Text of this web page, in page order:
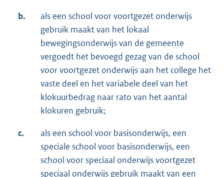
b.
als een school voor voortgezet onderwijs
gebruik maakt van het lokaal
bewegingsonderwijs van de gemeente
vergoedt het bevoegd gezag van de school
voor voortgezet onderwijs aan het college het
vaste deel en het variabele deel van het
klokuurbedrag naar rato van het aantal
klokuren gebruik;
c.
als een school voor basisonderwijs, een
speciale school voor basisonderwijs, een
school voor speciaal onderwijs voortgezet
speciaal onderwijs gebruik maakt van een